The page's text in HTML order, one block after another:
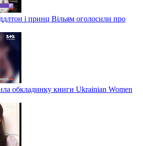
і принц Вільям оголосили про
обкладинку книги Ukrainian Women